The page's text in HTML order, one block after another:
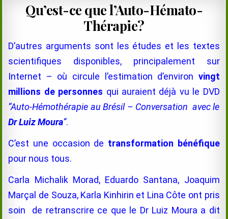
Qu’est-ce que l’Auto-Hémato-
Thérapie?
D’autres arguments sont les études et les textes
scientifiques disponibles, principalement sur
Internet – où circule l’estimation d’environ vingt
millions de personnes qui auraient déjà vu le DVD
“Auto-Hémothérapie au Brésil – Conversation avec le
Dr Luiz Moura“.
C’est une occasion de transformation bénéfique
pour nous tous.
Carla Michalik Morad, Eduardo Santana, Joaquim
Marçal de Souza, Karla Kinhirin et Lina Côte ont pris
soin de retranscrire ce que le Dr Luiz Moura a dit